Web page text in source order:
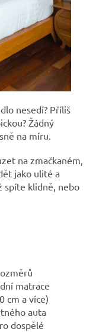
nesedí? Příliš
Žádný
na míru.
na zmačkaném,
jako ulité a
spíte klidně, nebo
matrace
cm a více)
auta
dospělé